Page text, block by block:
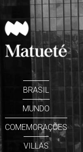
BRASIL
MUNDO
COMEMORAÇÕES
VILLAS